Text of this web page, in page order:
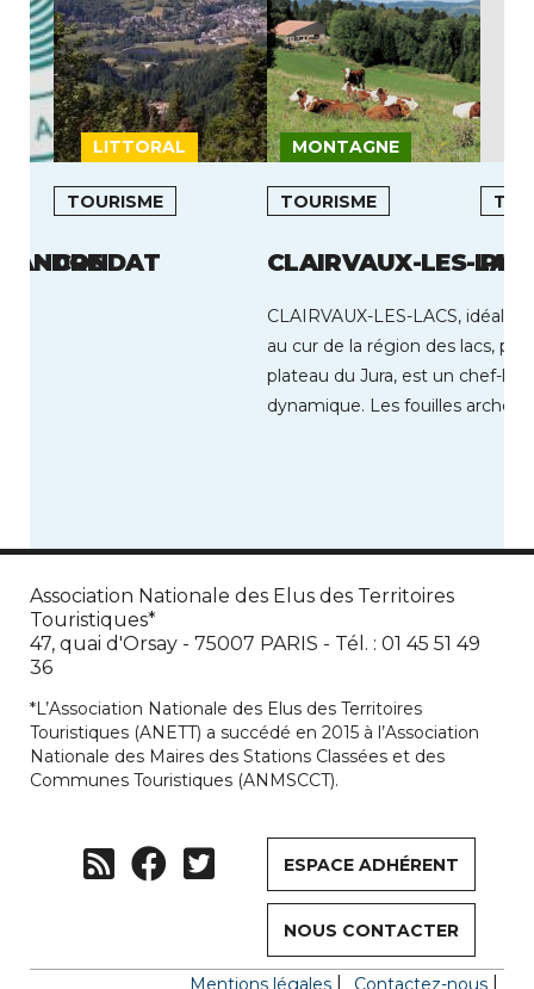
LITTORAL
ANDRE
MONTAGNE
TOURISME
CONDAT
TOURISME
CLAIRVAUX-LES-
CLAIRVAUX-LES-LACS,
au cur de la région des lacs,
plateau du Jura, est un chef-
dynamique. Les fouilles
Association Nationale des Elus des Territoires
Touristiques*
47, quai d'Orsay - 75007 PARIS - Tél. : 01 45 51 49
36
*L’Association Nationale des Elus des Territoires
Touristiques (ANETT) a succédé en 2015 à l’Association
Nationale des Maires des Stations Classées et des
Communes Touristiques (ANMSCCT).
ESPACE ADHÉRENT
NOUS CONTACTER
Mentions légales Contactez-nous